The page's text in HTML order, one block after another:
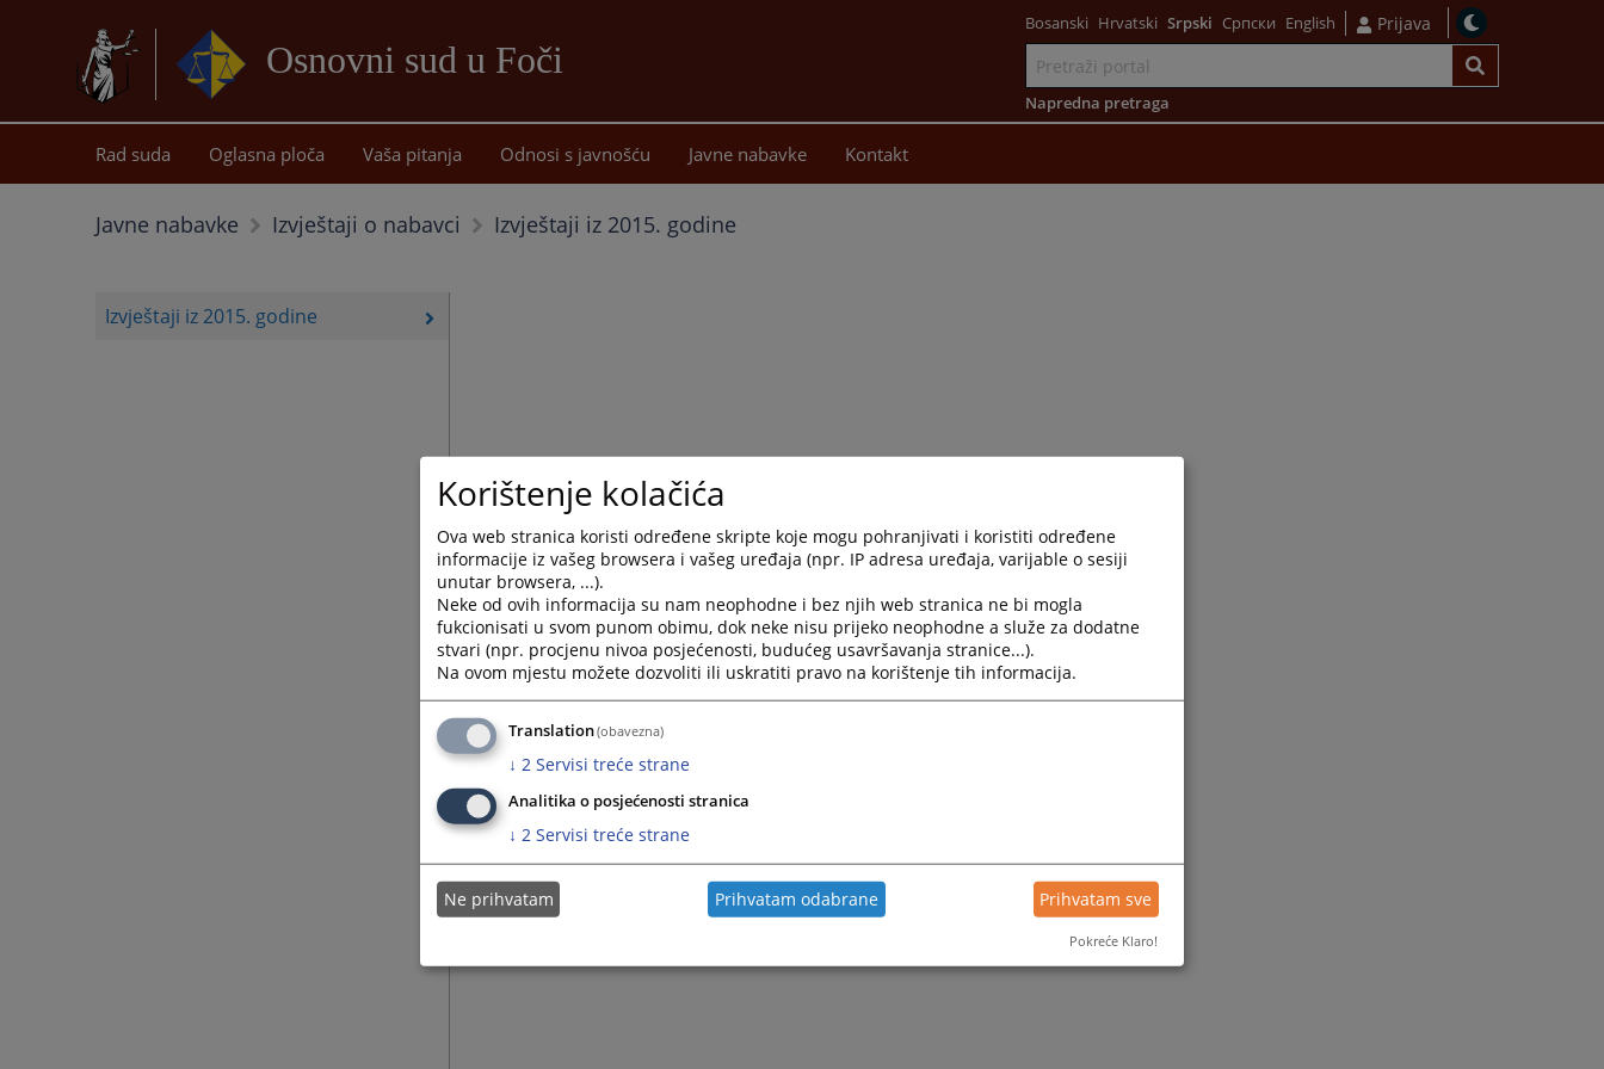
Osnovni sud u Foči
sadržaj
Bosanski Hrvatski Srpski Српски English Prijava
Napredna pretraga
Rad suda Oglasna ploča Vaša pitanja Odnosi s javnošću Javne nabavke Kontakt
Javne nabavke Izvještaji o nabavci Izvještaji iz 2015. godine
Izvještaji iz 2015. godine
Korištenje kolačića
Ova web stranica koristi određene skripte koje mogu pohranjivati i koristiti određene
informacije iz vašeg browsera i vašeg uređaja (npr. IP adresa uređaja, varijable o sesiji
unutar browsera, ...).
Neke od ovih informacija su nam neophodne i bez njih web stranica ne bi mogla
fukcionisati u svom punom obimu, dok neke nisu prijeko neophodne a služe za dodatne
stvari (npr. procjenu nivoa posjećenosti, budućeg usavršavanja stranice...).
Na ovom mjestu možete dozvoliti ili uskratiti pravo na korištenje tih informacija.
Translation(obavezna)
↓ 2 Servisi treće strane
Analitika o posjećenosti stranica
↓ 2 Servisi treće strane
Ne prihvatam Prihvatam odabrane Prihvatam sve
Pokreće Klaro!